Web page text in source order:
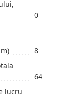
0
8
64
lucru